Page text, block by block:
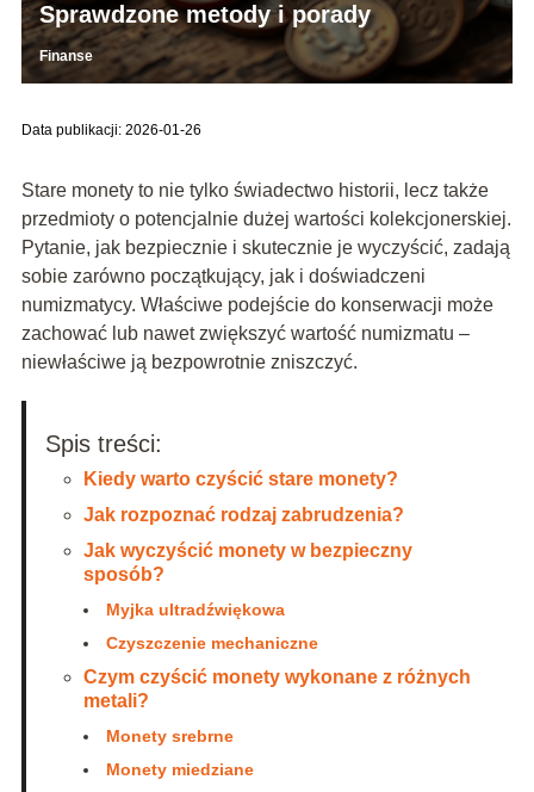
Sprawdzone metody i porady
Finanse
Data publikacji: 2026-01-26
Stare monety to nie tylko świadectwo historii, lecz także
przedmioty o potencjalnie dużej wartości kolekcjonerskiej.
Pytanie, jak bezpiecznie i skutecznie je wyczyścić, zadają
sobie zarówno początkujący, jak i doświadczeni
numizmatycy. Właściwe podejście do konserwacji może
zachować lub nawet zwiększyć wartość numizmatu –
niewłaściwe ją bezpowrotnie zniszczyć.
Spis treści:
Kiedy warto czyścić stare monety?
Jak rozpoznać rodzaj zabrudzenia?
Jak wyczyścić monety w bezpieczny
sposób?
Myjka ultradźwiękowa
Czyszczenie mechaniczne
Czym czyścić monety wykonane z różnych
metali?
Monety srebrne
Monety miedziane